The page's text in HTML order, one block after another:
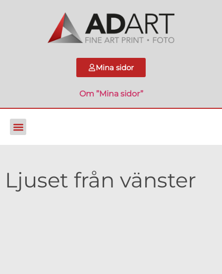
Mina sidor
Om ”Mina sidor”
Ljuset från vänster